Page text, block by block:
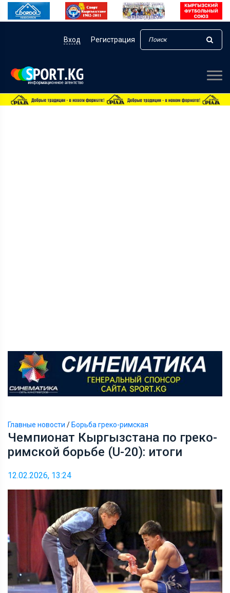
Вход Регистрация
Главные новости / Борьба греко-римская
Чемпионат Кыргызстана по греко-
римской борьбе (U-20): итоги
12.02.2026, 13:24